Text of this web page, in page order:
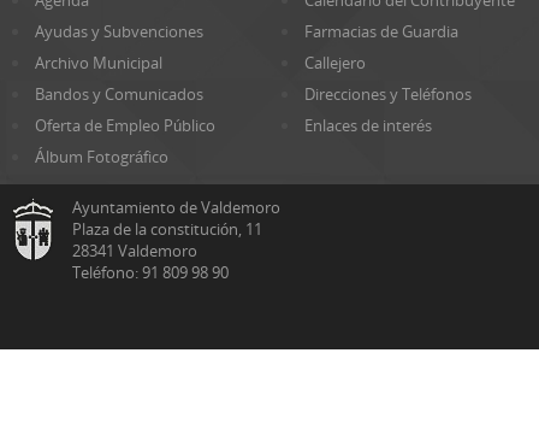
Ayudas y Subvenciones
Farmacias de Guardia
Archivo Municipal
Callejero
Bandos y Comunicados
Direcciones y Teléfonos
Oferta de Empleo Público
Enlaces de interés
Álbum Fotográfico
Ayuntamiento de Valdemoro
Plaza de la constitución, 11
28341 Valdemoro
Teléfono: 91 809 98 90